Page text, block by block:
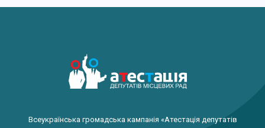
Всеукраїнська громадська кампанія «Атестація депутатів